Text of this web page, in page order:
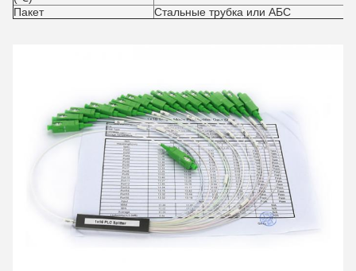
Пакет
Стальные трубка или АБС